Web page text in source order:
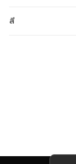
สี